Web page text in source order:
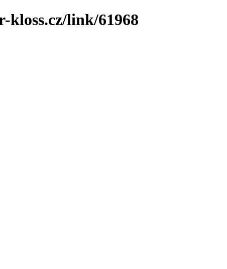
kloss.cz/link/61968